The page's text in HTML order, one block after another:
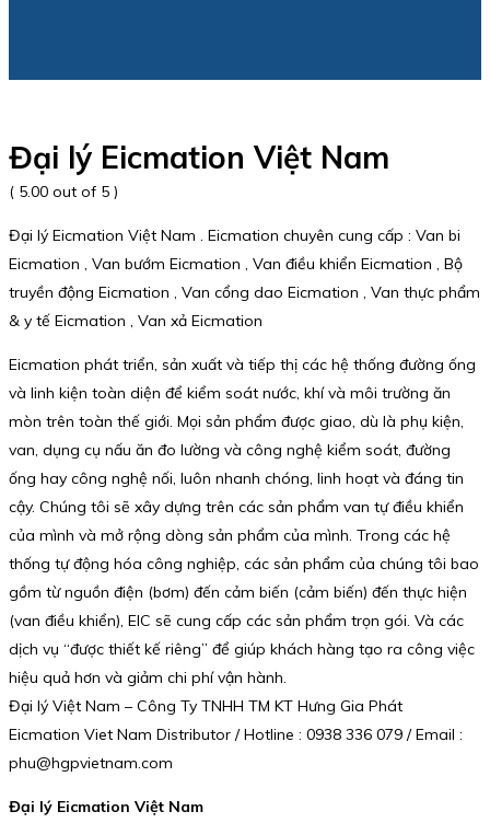
Đại lý Eicmation Việt Nam
( 5.00 out of 5 )
Đại lý Eicmation Việt Nam . Eicmation chuyên cung cấp : Van bi
Eicmation , Van bướm Eicmation , Van điều khiển Eicmation , Bộ
truyền động Eicmation , Van cổng dao Eicmation , Van thực phẩm
& y tế Eicmation , Van xả Eicmation
Eicmation phát triển, sản xuất và tiếp thị các hệ thống đường ống
và linh kiện toàn diện để kiểm soát nước, khí và môi trường ăn
mòn trên toàn thế giới. Mọi sản phẩm được giao, dù là phụ kiện,
van, dụng cụ nấu ăn đo lường và công nghệ kiểm soát, đường
ống hay công nghệ nối, luôn nhanh chóng, linh hoạt và đáng tin
cậy. Chúng tôi sẽ xây dựng trên các sản phẩm van tự điều khiển
của mình và mở rộng dòng sản phẩm của mình. Trong các hệ
thống tự động hóa công nghiệp, các sản phẩm của chúng tôi bao
gồm từ nguồn điện (bơm) đến cảm biến (cảm biến) đến thực hiện
(van điều khiển), EIC sẽ cung cấp các sản phẩm trọn gói. Và các
dịch vụ “được thiết kế riêng” để giúp khách hàng tạo ra công việc
hiệu quả hơn và giảm chi phí vận hành.
Đại lý Việt Nam – Công Ty TNHH TM KT Hưng Gia Phát
Eicmation Viet Nam Distributor / Hotline : 0938 336 079 / Email :
phu@hgpvietnam.com
Đại lý Eicmation Việt Nam